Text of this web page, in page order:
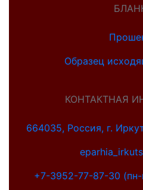
Образец
КОНТАКТНАЯ
664035, Россия, г.
+7-3952-77-87-30 (пн-